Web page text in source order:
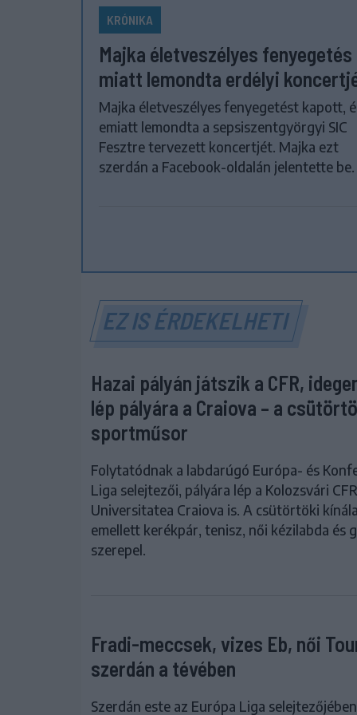
KRÓNIKA
Majka életveszélyes fenyegetés
miatt lemondta erdélyi
Majka életveszélyes fenyegetést kapott,
emiatt lemondta a sepsiszentgyörgyi SIC
Fesztre tervezett koncertjét. Majka ezt
szerdán a Facebook-oldalán jelentette be.
EZ IS ÉRDEKELHETI
Hazai pályán játszik a CFR,
lép pályára a Craiova – a
sportműsor
Folytatódnak a labdarúgó Európa- és
Liga selejtezői, pályára lép a Kolozsvári
Universitatea Craiova is. A csütörtöki
emellett kerékpár, tenisz, női kézilabda és
szerepel.
Fradi-meccsek, vizes Eb, női
szerdán a tévében
Szerdán este az Európa Liga